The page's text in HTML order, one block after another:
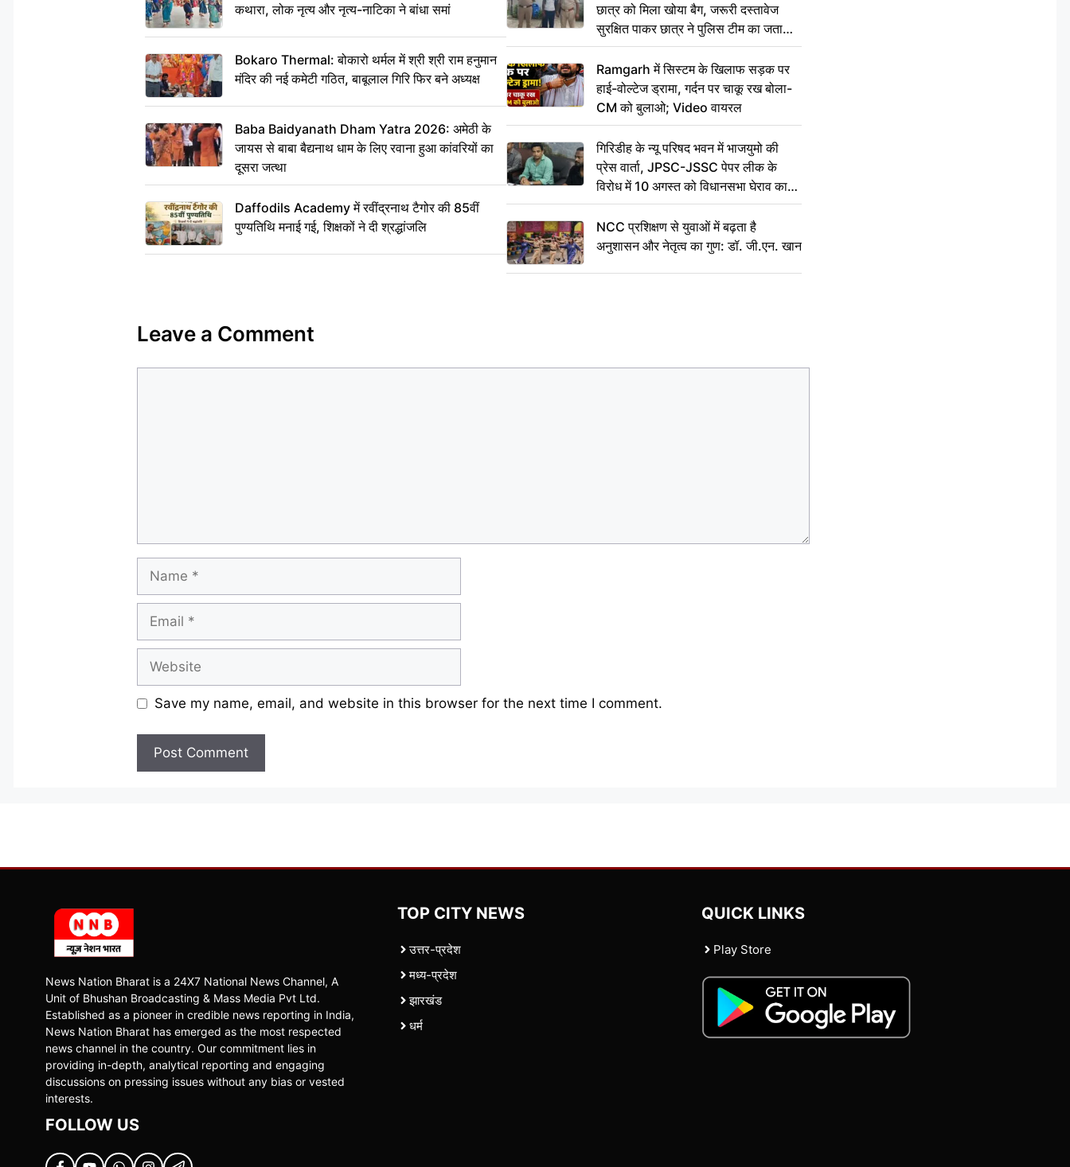
कथारा, लोक नृत्य और नृत्य-नाटिका ने बांधा समां
Bokaro Thermal: बोकारो थर्मल में श्री श्री राम हनुमान
मंदिर की नई कमेटी गठित, बाबूलाल गिरि फिर बने अध्यक्ष
Baba Baidyanath Dham Yatra 2026: अमेठी के
जायस से बाबा बैद्यनाथ धाम के लिए रवाना हुआ कांवरियों का
दूसरा जत्था
Daffodils Academy में रवींद्रनाथ टैगोर की 85वीं
पुण्यतिथि मनाई गई, शिक्षकों ने दी श्रद्धांजलि
छात्र को मिला खोया बैग, जरूरी दस्तावेज
सुरक्षित पाकर छात्र ने पुलिस टीम का जताया
आभार
Ramgarh में सिस्टम के खिलाफ सड़क पर
हाई-वोल्टेज ड्रामा, गर्दन पर चाकू रख बोला-
CM को बुलाओ; Video वायरल
गिरिडीह के न्यू परिषद भवन में भाजयुमो की
प्रेस वार्ता, JPSC-JSSC पेपर लीक के
विरोध में 10 अगस्त को विधानसभा घेराव का
ऐलान
NCC प्रशिक्षण से युवाओं में बढ़ता है
अनुशासन और नेतृत्व का गुण: डॉ. जी.एन. खान
Leave a Comment
Name
Email
Website
Save my name, email, and website in this browser for the next time I comment.
News Nation Bharat is a 24X7 National News Channel, A
Unit of Bhushan Broadcasting & Mass Media Pvt Ltd.
Established as a pioneer in credible news reporting in India,
News Nation Bharat has emerged as the most respected
news channel in the country. Our commitment lies in
providing in-depth, analytical reporting and engaging
discussions on pressing issues without any bias or vested
interests.
FOLLOW US
TOP CITY NEWS
उत्तर-प्रदेश
मध्य-प्रदेश
झारखंड
धर्म
QUICK LINKS
Play Store